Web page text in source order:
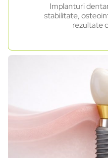
Implanturi
stabilitate,
rezultate